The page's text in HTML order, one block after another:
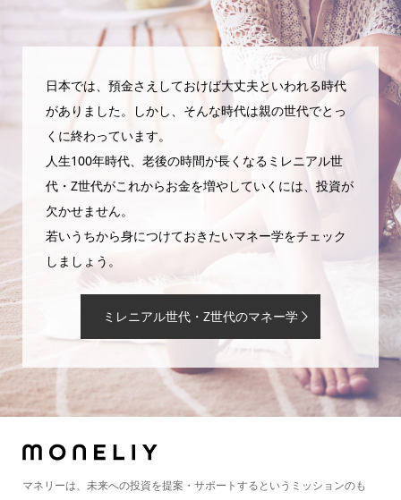
日本では、預金さえしておけば大丈夫といわれる時代
がありました。しかし、そんな時代は親の世代でとっ
くに終わっています。
人生100年時代、老後の時間が長くなるミレニアル世
代・Z世代がこれからお金を増やしていくには、投資が
欠かせません。
若いうちから身につけておきたいマネー学をチェック
しましょう。
ミレニアル世代・Z世代のマネー学
マネリーは、未来への投資を提案・サポートするというミッションのも